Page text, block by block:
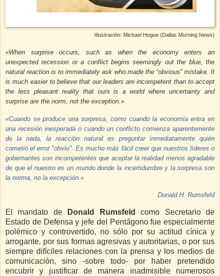
IIlustración: Michael Hogue (Dallas Morning News)
«When surprise occurs, such as when the economy enters an
unexpected recession or a conflict begins seemingly out the blue, the
natural reaction is to immediately ask who made the “obvious” mistake. It
is much easier to believe that our leaders are incompetent than to accept
the less pleasant reality that ours is a world where uncertainty and
surprise are the norm, not the exception.»
«Cuando se produce una sorpresa, como cuando la economía entra en
una recesión inesperada o cuando un conflicto comienza aparentemente
de la nada, la reacción natural es preguntar inmediatamente quién
cometió el error "obvio". Es mucho más fácil creer que nuestros líderes o
gobernantes son incompetentes que aceptar la realidad menos agradable
de que el nuestro es un mundo donde la incertidumbre y la sorpresa son
la norma, no la excepción.»
Donald H. Rumsfeld
El mandato de Donald Rumsfeld
como Secretario de
Estado de Defensa y jefe del Pentágono fue especialmente
polémico y controvertido, no sólo por su actitud cínica y
arrogante, por sus formas agresivas y autoritarias, o por sus
siempre difíciles relaciones con la prensa y los medios de
comunicación, sino -sobre todo- por haber pretendido
encubrir y justificar de manera inadmisible numerosos